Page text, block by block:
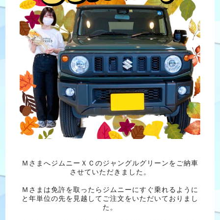
ＭさまへジムニーＸＣのジャングルグリーンをご納車
させていただきました。
Ｍさまは免許を取ったらジムニーにすぐ乗れるように
と年単位の先を見越してご注文をいただいておりまし
た。